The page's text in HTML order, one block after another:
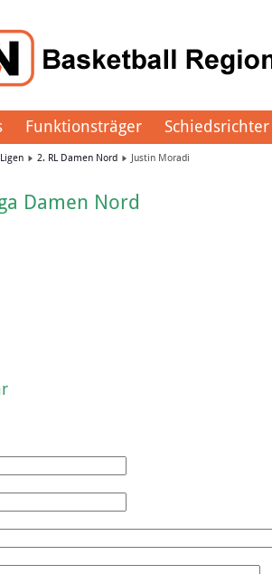
Funktionsträger Schiedsrichter
Ligen 2. RL Damen Nord Justin Moradi
Damen Nord